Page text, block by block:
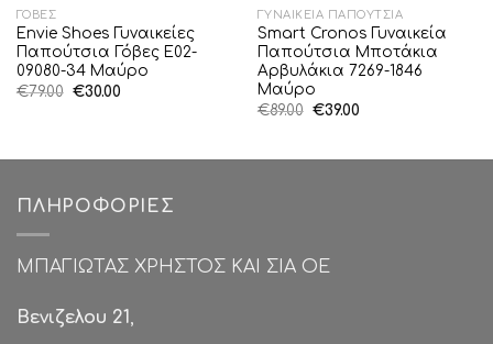
ΓΌΒΕΣ
Envie Shoes Γυναικείες
Παπούτσια Γόβες E02-
09080-34 Μαύρο
€79.00 Original
€30.00Η
ΓΥΝΑΙΚΕΊΑ ΠΑΠΟΎΤΣΙΑ
Smart Cronos Γυναικεία
Παπούτσια Μποτάκια
Αρβυλάκια 7269-1846
Μαύρο
€89.00 Original
€39.00Η
ΠΛΗΡΟΦΟΡΊΕΣ
ΜΠΑΓΙΩΤΑΣ ΧΡΗΣΤΟΣ ΚΑΙ ΣΙΑ ΟΕ
Βενιζελου 21,